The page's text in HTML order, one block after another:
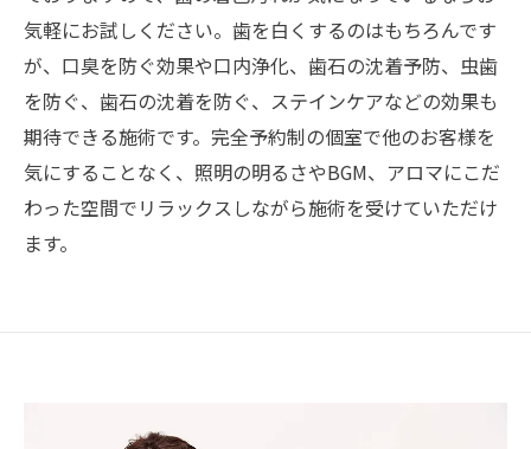
気軽にお試しください。歯を白くするのはもちろんです
が、口臭を防ぐ効果や口内浄化、歯石の沈着予防、虫歯
を防ぐ、歯石の沈着を防ぐ、ステインケアなどの効果も
期待できる施術です。完全予約制の個室で他のお客様を
気にすることなく、照明の明るさやBGM、アロマにこだ
わった空間でリラックスしながら施術を受けていただけ
ます。